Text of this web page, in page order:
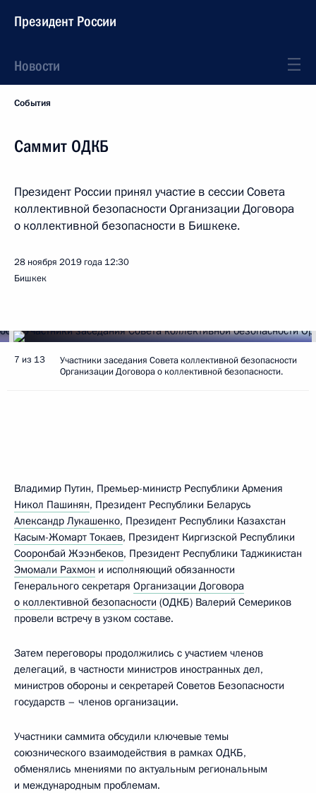
Президент России
Новости
События
Саммит ОДКБ
Президент России принял участие в сессии Совета
коллективной безопасности Организации Договора
о коллективной безопасности в Бишкеке.
28 ноября 2019 года 12:30
Бишкек
7 из 13
Участники заседания Совета коллективной безопасности
Организации Договора о коллективной безопасности.
Владимир Путин, Премьер-министр Республики Армения
Никол Пашинян, Президент Республики Беларусь
Александр Лукашенко, Президент Республики Казахстан
Касым-Жомарт Токаев, Президент Киргизской Республики
Сооронбай Жээнбеков, Президент Республики Таджикистан
Эмомали Рахмон и исполняющий обязанности
Генерального секретаря Организации Договора
о коллективной безопасности (ОДКБ) Валерий Семериков
провели встречу в узком составе.
Затем переговоры продолжились с участием членов
делегаций, в частности министров иностранных дел,
министров обороны и секретарей Советов Безопасности
государств – членов организации.
Участники саммита обсудили ключевые темы
союзнического взаимодействия в рамках ОДКБ,
обменялись мнениями по актуальным региональным
и международным проблемам.